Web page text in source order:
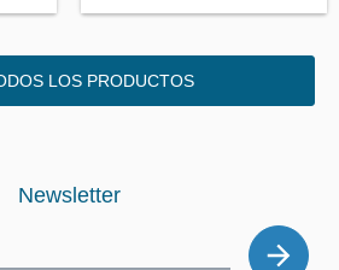
LOS PRODUCTOS
Newsletter